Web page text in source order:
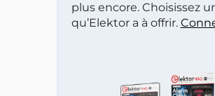
plus encore. Choisissez
qu’Elektor a à offrir.